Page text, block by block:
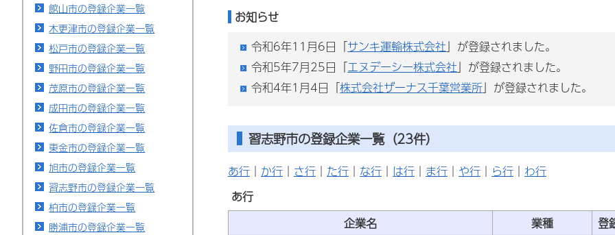
館山市の登録企業一覧
木更津市の登録企業一覧
松戸市の登録企業一覧
野田市の登録企業一覧
茂原市の登録企業一覧
成田市の登録企業一覧
佐倉市の登録企業一覧
東金市の登録企業一覧
旭市の登録企業一覧
習志野市の登録企業一覧
柏市の登録企業一覧
勝浦市の登録企業一覧
お知らせ
令和6年11月6日「サンキ運輸株式会社」が登録されました。
令和5年7月25日「エヌデーシー株式会社」が登録されました。
令和4年1月4日「株式会社ザーナス千葉営業所」が登録されました。
習志野市の登録企業一覧（23件）
あ行 ｜ か行 ｜ さ行 ｜ た行 ｜ な行 ｜ は行 ｜ ま行 ｜ や行 ｜ ら行 ｜ わ行
あ行
企業名
業種
登